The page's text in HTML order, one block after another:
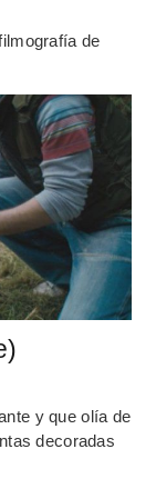
de
y que olía de
decoradas